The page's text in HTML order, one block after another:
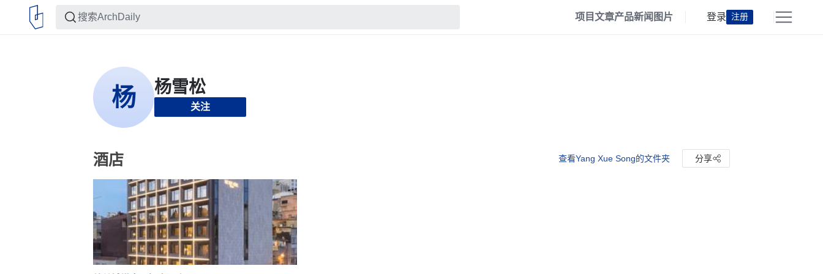
项目文章产品新闻 图片 登录 注册
关注
酒店 查看Yang Xue Song的文件夹 分享